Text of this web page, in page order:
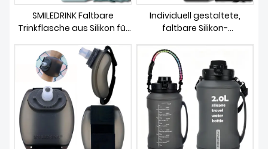
SMILEDRINK Faltbare
Trinkflasche aus Silikon für
Quetschflasche fürs
Fitnessstudio, Kinder,
faltbare Wasserflaschen
aus Silikon mit Strohhalm
Individuell gestaltete,
faltbare Silikon-
Wasserflasche für das
Fitnessstudio,
zusammenklappbare,
wiederverwendbare
Wasserflasche